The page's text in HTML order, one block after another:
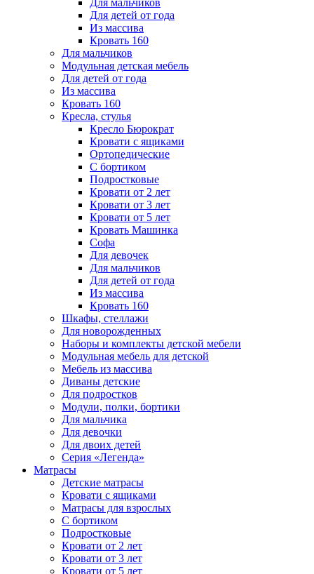
Для мальчиков
Для детей от года
Из массива
Кровать 160
Для мальчиков
Модульная детская мебель
Для детей от года
Из массива
Кровать 160
Кресла, стулья
Кресло Бюрократ
Кровати с ящиками
Ортопедические
С бортиком
Подростковые
Кровати от 2 лет
Кровати от 3 лет
Кровати от 5 лет
Кровать Машинка
Софа
Для девочек
Для мальчиков
Для детей от года
Из массива
Кровать 160
Шкафы, стеллажи
Для новорожденных
Наборы и комплекты детской мебели
Модульная мебель для детской
Мебель из массива
Диваны детские
Для подростков
Модули, полки, бортики
Для мальчика
Для девочки
Для двоих детей
Серия «Легенда»
Матрасы
Детские матрасы
Кровати с ящиками
Матрасы для взрослых
С бортиком
Подростковые
Кровати от 2 лет
Кровати от 3 лет
Кровати от 5 лет